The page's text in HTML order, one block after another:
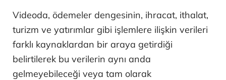
Videoda, ödemeler dengesinin, ihracat, ithalat,
turizm ve yatırımlar gibi işlemlere ilişkin verileri
farklı kaynaklardan bir araya getirdiği
belirtilerek bu verilerin aynı anda
gelmeyebileceği veya tam olarak